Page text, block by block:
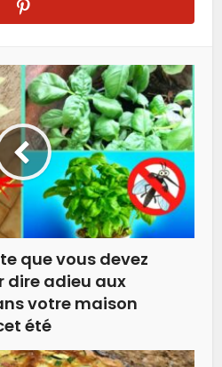
que vous devez
dire adieu aux
votre maison
été